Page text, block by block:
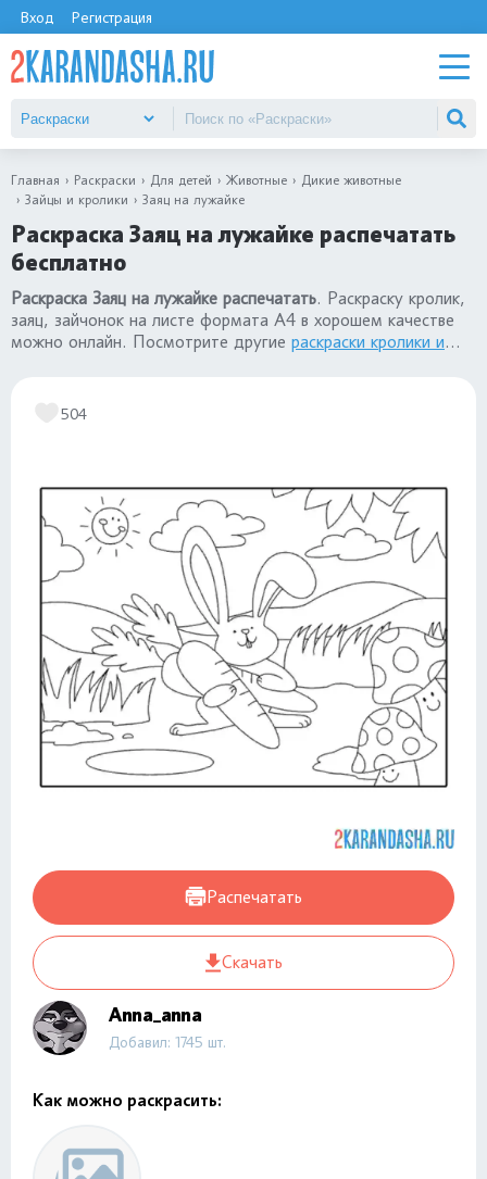
Вход Регистрация
Главная Раскраски Для детей Животные
Дикие животные
Зайцы и кролики
Заяц на лужайке
Раскраска Заяц на лужайке распечатать
бесплатно
Раскраска Заяц на лужайке распечатать. Раскраску кролик,
заяц, зайчонок на листе формата А4 в хорошем качестве
можно онлайн. Посмотрите другие раскраски кролики и
504
Распечатать
Скачать
Anna_anna
Добавил: 1745 шт.
Как можно раскрасить: